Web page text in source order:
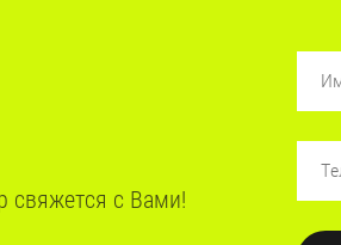
свяжется с Вами!